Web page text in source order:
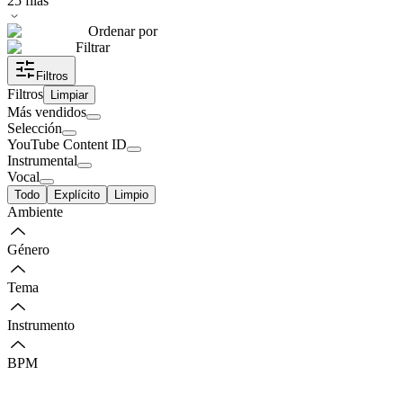
Ordenar por
Filtrar
Filtros
Filtros Limpiar
Más vendidos
Selección
YouTube Content ID
Instrumental
Vocal
Todo Explícito Limpio
Ambiente
Género
Tema
Instrumento
BPM